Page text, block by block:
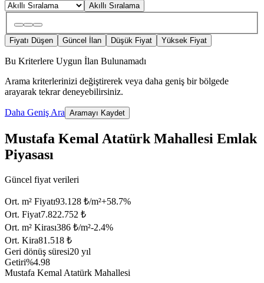
Akıllı Sıralama
Fiyatı Düşen Güncel İlan Düşük Fiyat Yüksek Fiyat
Bu Kriterlere Uygun İlan Bulunamadı
Arama kriterlerinizi değiştirerek veya daha geniş bir bölgede
arayarak tekrar deneyebilirsiniz.
Daha Geniş Ara Aramayı Kaydet
Mustafa Kemal Atatürk Mahallesi Emlak
Piyasası
Güncel fiyat verileri
Ort. m² Fiyatı93.128 ₺/m²+58.7%
Ort. Fiyat7.822.752 ₺
Ort. m² Kirası386 ₺/m²-2.4%
Ort. Kira81.518 ₺
Geri dönüş süresi20 yıl
Getiri%4.98
Mustafa Kemal Atatürk Mahallesi